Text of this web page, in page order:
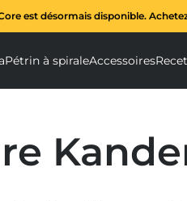
est désormais disponible.
Fours à pizza submenu
Pétrin à spirale Pétrin à
Accessoires